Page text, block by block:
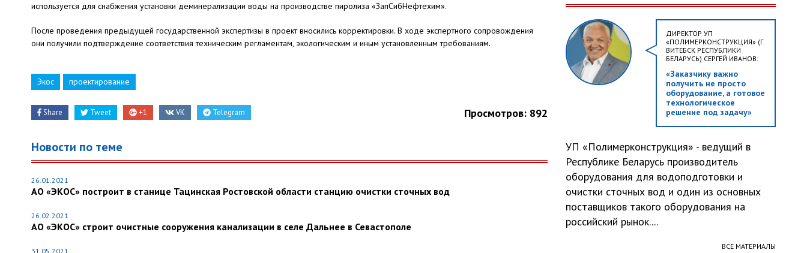
используется для снабжения установки деминерализации воды на производстве пиролиза «ЗапСибНефтехим».
После проведения предыдущей государственной экспертизы в проект вносились корректировки. В ходе экспертного сопровождения
они получили подтверждение соответствия техническим регламентам, экологическим и иным установленным требованиям.
Экос проектирование
Share Tweet +1 VK Telegram Просмотров: 892
Новости по теме
26.01.2021
АО «ЭКОС» построит в станице Тацинская Ростовской области станцию очистки сточных вод
26.02.2021
АО «ЭКОС» строит очистные сооружения канализации в селе Дальнее в Севастополе
31.05.2021
ДИРЕКТОР УП
«ПОЛИМЕРКОНСТРУКЦИЯ» (Г.
ВИТЕБСК РЕСПУБЛИКИ
БЕЛАРУСЬ) СЕРГЕЙ ИВАНОВ:
«Заказчику важно
получить не просто
оборудование, а готовое
технологическое
решение под задачу»
УП «Полимерконструкция» - ведущий в
Республике Беларусь производитель
оборудования для водоподготовки и
очистки сточных вод и один из основных
поставщиков такого оборудования на
российский рынок....
ВСЕ МАТЕРИАЛЫ